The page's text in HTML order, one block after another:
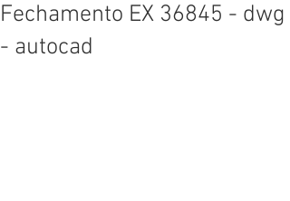
Fechamento EX 36845 - dwg
- autocad